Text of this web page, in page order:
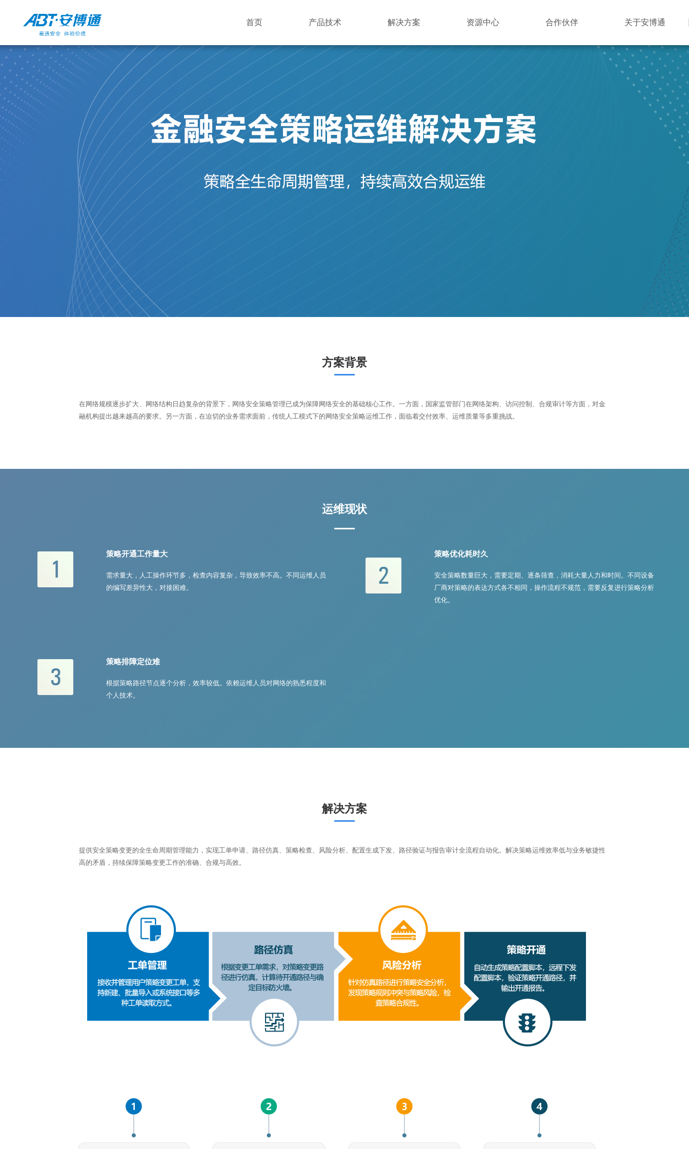
首页 产品技术 解决方案 资源中心 合作伙伴 关于安博通
方案背景
在网络规模逐步扩大、网络结构日趋复杂的背景下，网络安全策略管理已成为保障网络安全的基础核心工作。一方面，国家监管部门在网络架构、访问控制、合规审计等方面，对金
融机构提出越来越高的要求。另一方面，在迫切的业务需求面前，传统人工模式下的网络安全策略运维工作，面临着交付效率、运维质量等多重挑战。
运维现状
策略开通工作量大
需求量大，人工操作环节多，检查内容复杂，导致效率不高。不同运维人员
的编写差异性大，对接困难。
策略优化耗时久
安全策略数量巨大，需要定期、逐条筛查，消耗大量人力和时间。不同设备
厂商对策略的表达方式各不相同，操作流程不规范，需要反复进行策略分析
优化。
策略排障定位难
根据策略路径节点逐个分析，效率较低。依赖运维人员对网络的熟悉程度和
个人技术。
解决方案
提供安全策略变更的全生命周期管理能力，实现工单申请、路径仿真、策略检查、风险分析、配置生成下发、路径验证与报告审计全流程自动化。解决策略运维效率低与业务敏捷性
高的矛盾，持续保障策略变更工作的准确、合规与高效。